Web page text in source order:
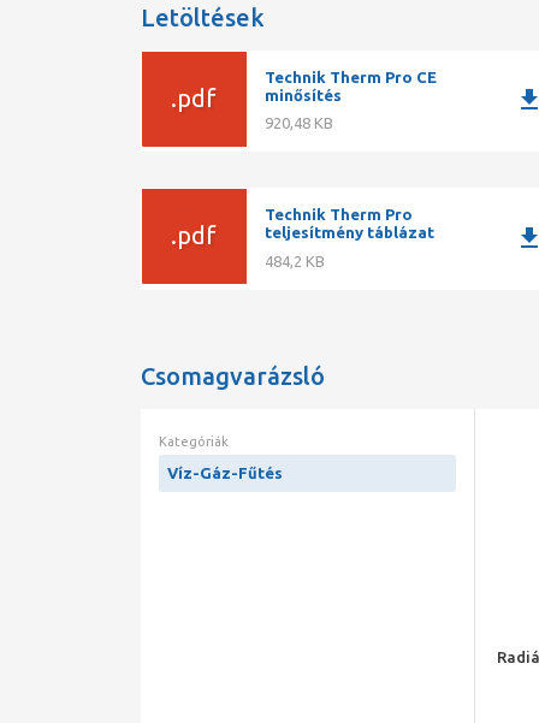
szín: RAL9016 fehér
Letöltések
.pdf
Technik Therm Pro CE
minősítés
920,48 KB
.pdf
Technik Therm Pro
teljesítmény táblázat
484,2 KB
Csomagvarázsló
Kategóriák
Víz-Gáz-Fűtés